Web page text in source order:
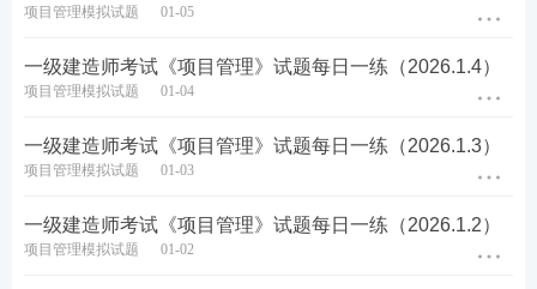
C.在工程开工后，工程质量监督机构应召开五方责任
D.工程质量监督机构应组织工程竣工验收
E.工程质量监督报告必须由工程质量监督负责人签认
查看答案
项目管理模拟试题 01-05
一级建造师考试《项目管理》试题每日一练（2026.1.4）
项目管理模拟试题 01-04
一级建造师考试《项目管理》试题每日一练（2026.1.3）
项目管理模拟试题 01-03
一级建造师考试《项目管理》试题每日一练（2026.1.2）
项目管理模拟试题 01-02